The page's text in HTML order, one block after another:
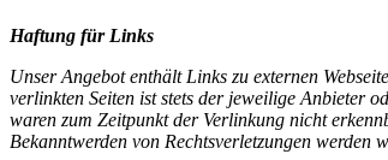
Haftung für Links
Unser Angebot enthält Links zu externen
verlinkten Seiten ist stets der jeweilige Anbieter
waren zum Zeitpunkt der Verlinkung nicht
Bekanntwerden von Rechtsverletzungen werden